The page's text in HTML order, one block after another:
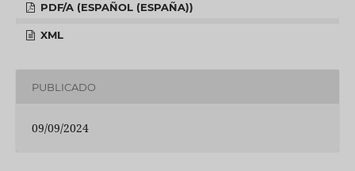
PDF/A (ESPAÑOL (ESPAÑA))
XML
PUBLICADO
09/09/2024